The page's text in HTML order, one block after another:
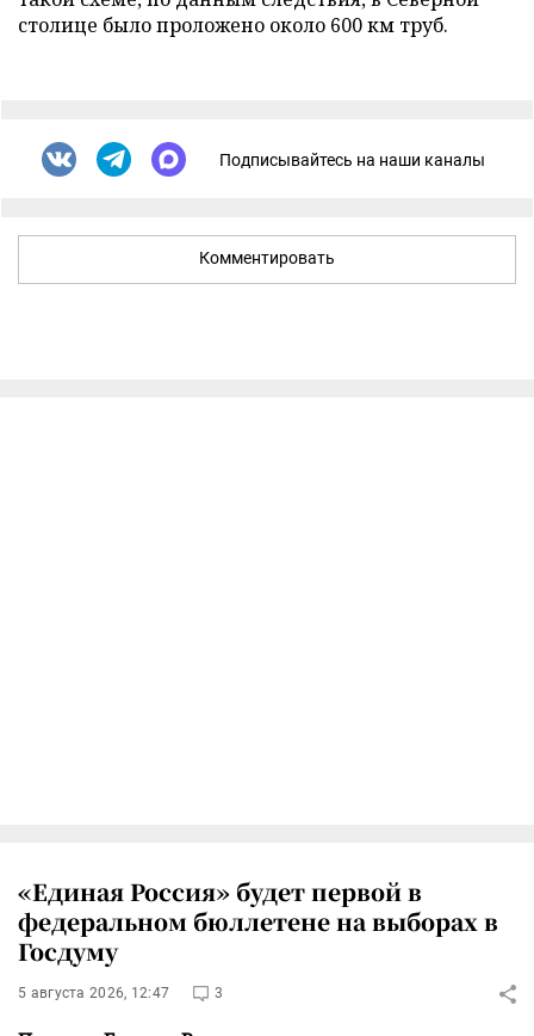
столице было проложено около 600 км труб.
Подписывайтесь на наши каналы
Комментировать
«Единая Россия» будет первой в
федеральном бюллетене на выборах в
Госдуму
5 августа 2026, 12:47 3